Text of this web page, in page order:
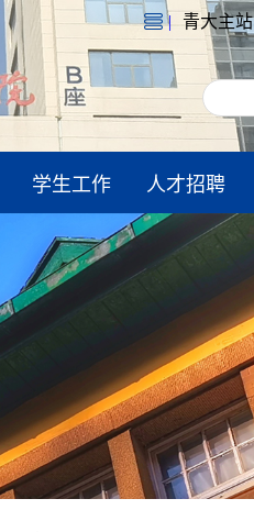
| 青大主站
学生工作 人才招聘